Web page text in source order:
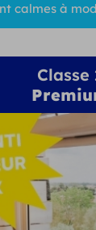
calmes à
Classe